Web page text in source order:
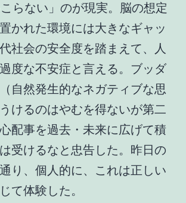
らない」のが現実。脳の想定
かれた環境には大きなギャッ
社会の安全度を踏まえて、人
度な不安症と言える。ブッダ
自然発生的なネガティブな思
けるのはやむを得ないが第二
配事を過去・未来に広げて積
受けるなと忠告した。昨日の
り、個人的に、これは正しい
て体験した。